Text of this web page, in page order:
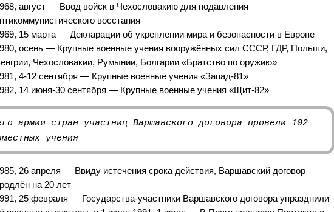
август — Ввод войск в Чехословакию для подавления
восстания
15 марта — Декларации об укреплении мира и безопасности в Европе
осень — Крупные военные учения вооружённых сил СССР, ГДР, Польши,
Чехословакии, Румынии, Болгарии «Братство по оружию»
4-12 сентября — Крупные военные учения «Запад-81»
14 июня-30 сентября — Крупные военные учения «Щит-82»
армии стран участниц Варшавского договора провели 102
учения
26 апреля — Ввиду истечения срока действия, Варшавский договор
на 20 лет
25 февраля — Государства-участники Варшавского договора упразднили